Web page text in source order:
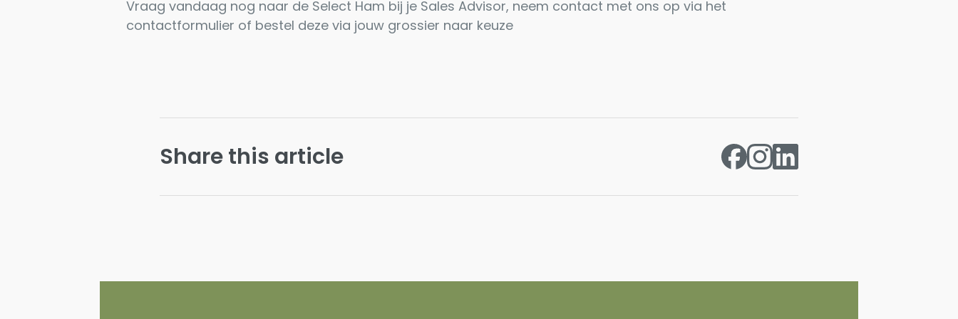
Vraag vandaag nog naar de Select Ham bij je Sales Advisor, neem contact met ons op via het
contactformulier of bestel deze via jouw grossier naar keuze
Share this article